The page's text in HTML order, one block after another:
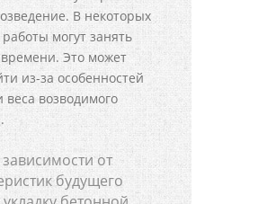
В некоторых
работы могут занять
Это может
из-за особенностей
веса возводимого
от
будущего